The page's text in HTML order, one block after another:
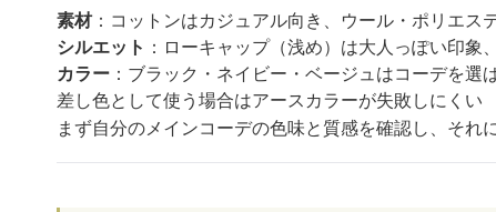
素材：コットンはカジュアル向き、ウール・ポリエス
シルエット ：ローキャップ（浅め）は大人っぽい印
カラー ：ブラック・ネイビー・ベージュはコーデを選
差し色として使う場合はアースカラーが失敗しにくい
まず自分のメインコーデの色味と質感を確認し、それ